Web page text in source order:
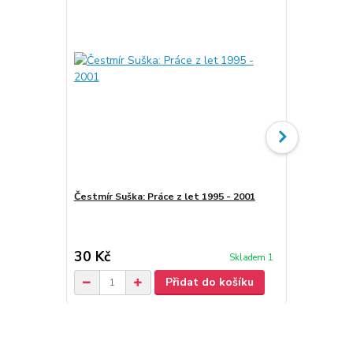
Čestmír Suška: Práce z let 1995 - 2001
30 Kč Skladem 1
Přidat do košíku